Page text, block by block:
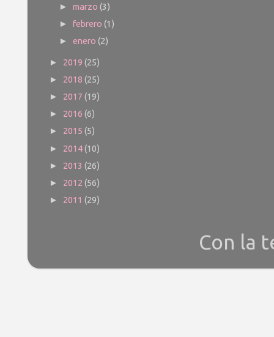
►marzo(3)
►febrero(1)
►enero(2)
► 2019 (25)
► 2018 (25)
► 2017 (19)
► 2016 (6)
► 2015 (5)
► 2014(10)
► 2013 (26)
► 2012 (56)
► 2011 (29)
Con la